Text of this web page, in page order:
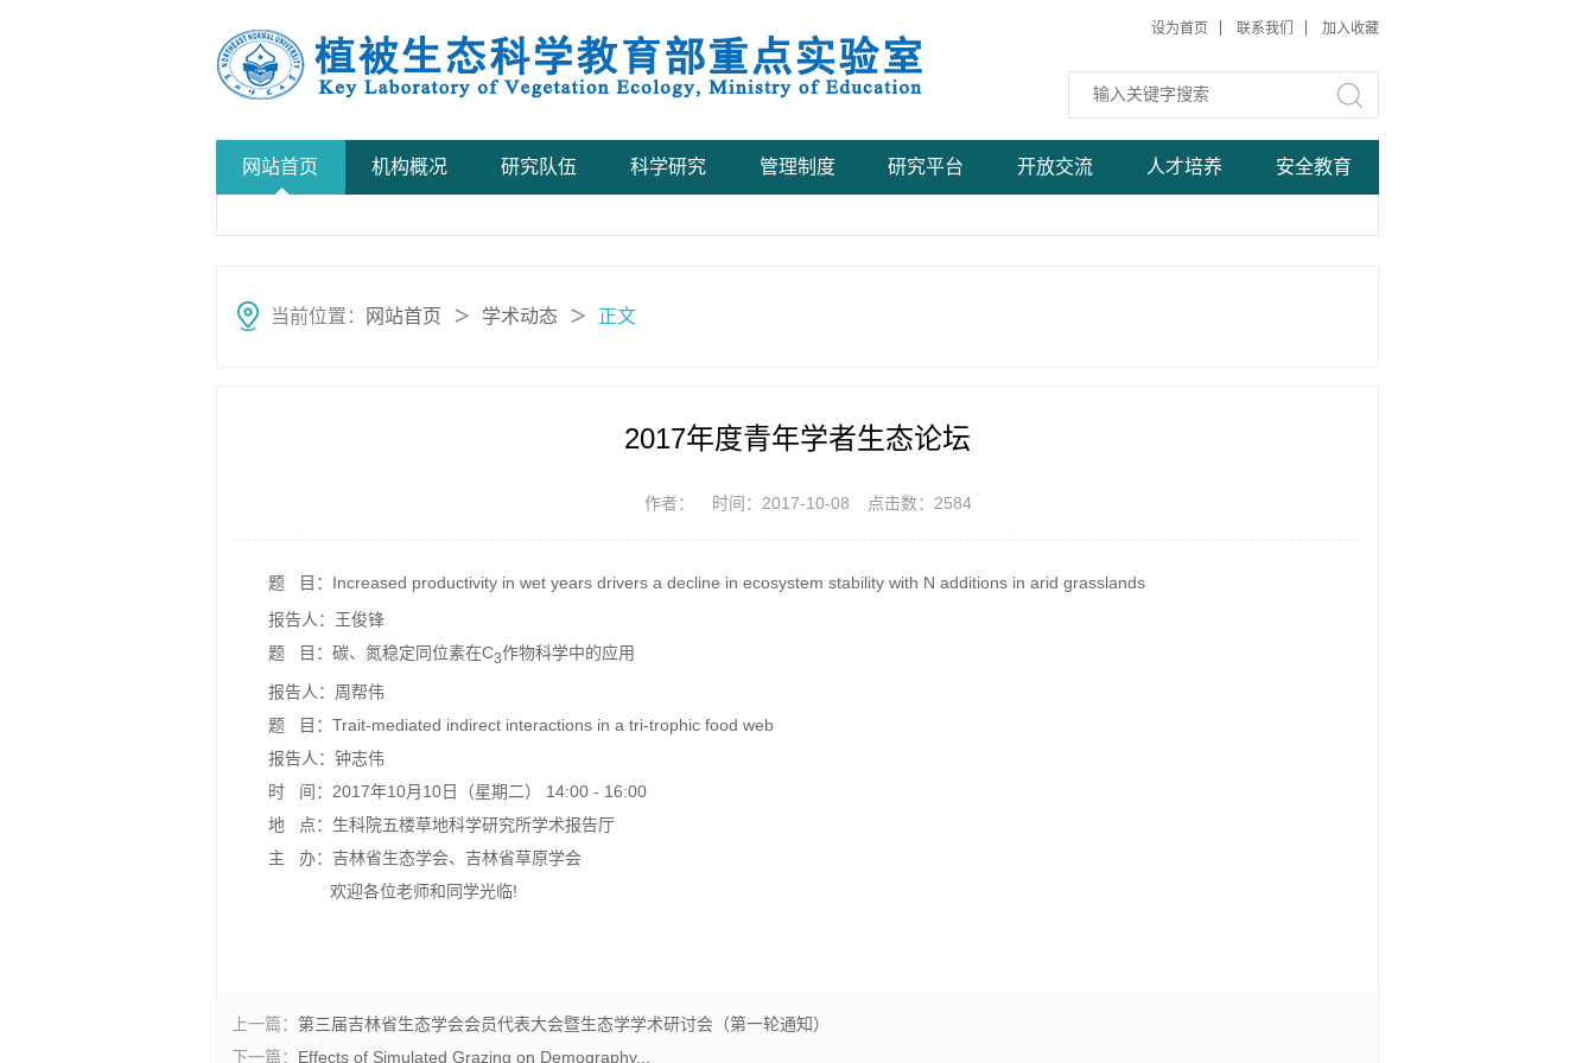
设为首页 联系我们 加入收藏
网站首页 机构概况 研究队伍 科学研究 管理制度 研究平台 开放交流 人才培养 安全教育
当前位置： 网站首页 ＞ 学术动态 ＞ 正文
2017年度青年学者生态论坛
作者： 时间：2017-10-08 点击数： 2584
题 目：Increased productivity in wet years drivers a decline in ecosystem stability with N additions in arid grasslands
报告人：王俊锋
题 目：碳、氮稳定同位素在C3作物科学中的应用
报告人：周帮伟
题 目：Trait-mediated indirect interactions in a tri-trophic food web
报告人：钟志伟
时 间：2017年10月10日（星期二） 14:00 - 16:00
地 点：生科院五楼草地科学研究所学术报告厅
主 办：吉林省生态学会、吉林省草原学会
欢迎各位老师和同学光临!
上一篇： 第三届吉林省生态学会会员代表大会暨生态学学术研讨会（第一轮通知）
下一篇： Effects of Simulated Grazing on Demography...